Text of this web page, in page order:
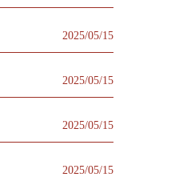
2025/05/15
2025/05/15
2025/05/15
2025/05/15